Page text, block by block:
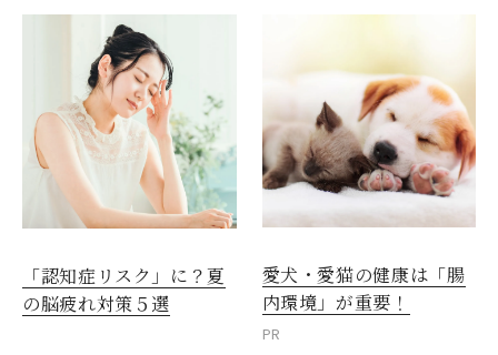
「認知症リスク」に？夏
の脳疲れ対策５選
愛犬・愛猫の健康は「腸
内環境」が重要！
PR